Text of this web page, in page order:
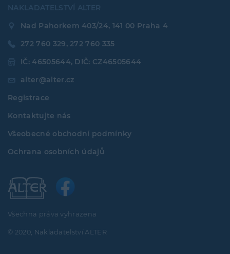
NAKLADATELSTVÍ ALTER
Nad Pahorkem 403/24, 141 00 Praha 4
272 760 329, 272 760 335
IČ: 46505644, DIČ: CZ46505644
alter@alter.cz
Registrace
Kontaktujte nás
Všeobecné obchodní podmínky
Ochrana osobních údajů
Všechna práva vyhrazena
© 2020, Nakladatelství ALTER